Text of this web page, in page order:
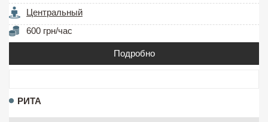
Центральный
600 грн/час
Подробно
РИТА